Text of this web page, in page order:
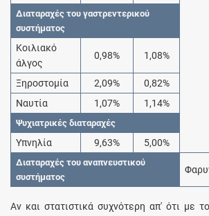
Διαταραχές του γαστρεντερικού
συστήματος
Κοιλιακό
άλγος
0,98% 1,08%
Ξηροστομία 2,09%
0,82%
Ναυτία
1,07% 1,14%
Ψυχιατρικές διαταραχές
Υπνηλία 9,63% 5,00%
Διαταραχές του αναπνευστικού
συστήματος
Αν και στατιστικά συχνότερη απ' ότι με